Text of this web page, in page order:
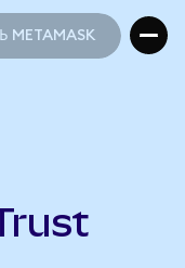
METAMASK